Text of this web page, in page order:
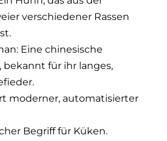
verschiedener Rassen
Eine chinesische
bekannt für ihr langes,
moderner, automatisierter
Begriff für Küken.